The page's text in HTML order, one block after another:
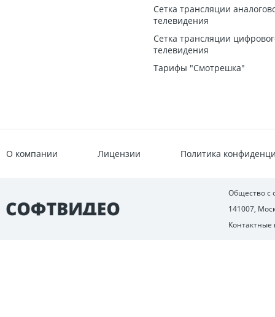
Сетка трансляции
телевидения
Сетка трансляции
телевидения
Тарифы "Смотрешка"
О компании Лицензии Политика
Общество с
141007,
Контактные